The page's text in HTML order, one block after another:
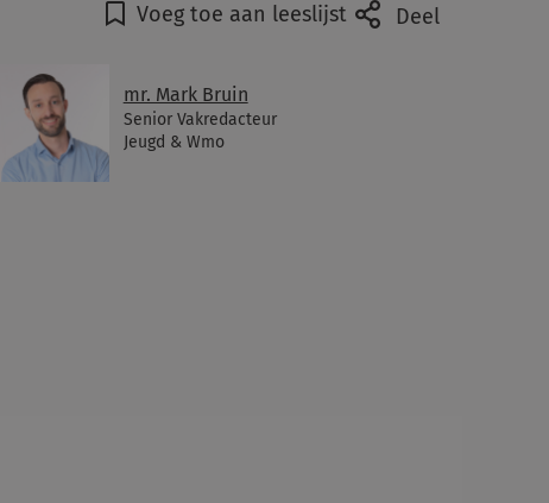
Voeg toe aan leeslijst Deel
mr. Mark Bruin
Senior Vakredacteur
Jeugd & Wmo